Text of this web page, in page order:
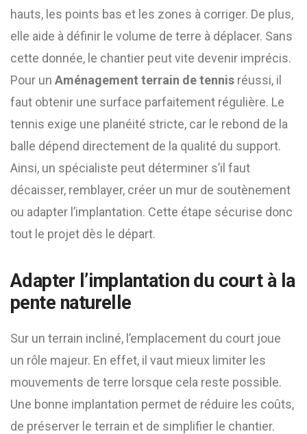
hauts, les points bas et les zones à corriger. De plus,
elle aide à définir le volume de terre à déplacer. Sans
cette donnée, le chantier peut vite devenir imprécis.
Pour un Aménagement terrain de tennis réussi, il
faut obtenir une surface parfaitement régulière. Le
tennis exige une planéité stricte, car le rebond de la
balle dépend directement de la qualité du support.
Ainsi, un spécialiste peut déterminer s’il faut
décaisser, remblayer, créer un mur de soutènement
ou adapter l’implantation. Cette étape sécurise donc
tout le projet dès le départ.
Adapter l’implantation du court à la
pente naturelle
Sur un terrain incliné, l’emplacement du court joue
un rôle majeur. En effet, il vaut mieux limiter les
mouvements de terre lorsque cela reste possible.
Une bonne implantation permet de réduire les coûts,
de préserver le terrain et de simplifier le chantier.